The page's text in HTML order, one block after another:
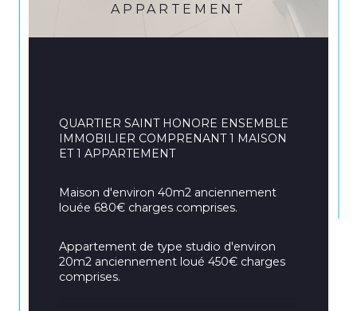
APPARTEMENT
QUARTIER SAINT HONORE ENSEMBLE
IMMOBILIER COMPRENANT 1 MAISON
ET 1 APPARTEMENT
Maison d'environ 40m2 anciennement
louée 680€ charges comprises.
Appartement de type studio d'environ
20m2 anciennement loué 450€ charges
comprises.